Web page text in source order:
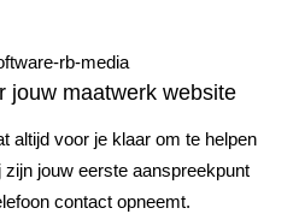
jouw maatwerk website
altijd voor je klaar om te helpen
jouw eerste aanspreekpunt
contact opneemt.